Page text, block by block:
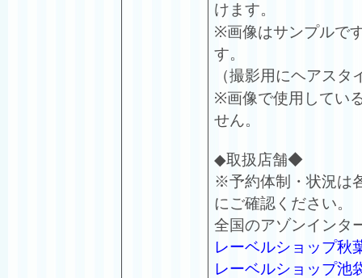
けます。
※画像はサンプルで
す。
（撮影用にヘアス
※画像で使用してい
せん。
◆取扱店舗◆
※予約体制・状況は
にご確認ください。
全国のアゾンインタ
レーベルショップ秋
レーベルショップ池